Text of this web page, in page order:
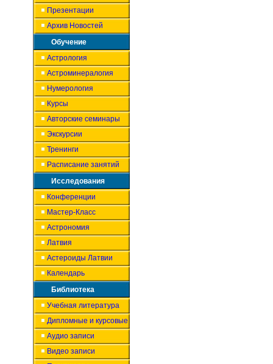
Презентации
Архив Новостей
Обучение
Астрология
Астроминералогия
Нумерология
Курсы
Авторские семинары
Экскурсии
Тренинги
Расписание занятий
Исследования
Конференции
Мастер-Класс
Астрономия
Латвия
Астероиды Латвии
Календарь
Библиотека
Учебная литература
Дипломные и курсовые
Аудио записи
Видео записи